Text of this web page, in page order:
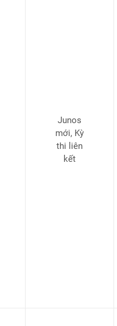
Junos
mới, Kỳ
thi liên
kết